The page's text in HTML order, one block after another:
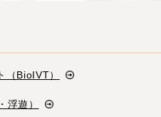
（BioIVT）
浮遊）